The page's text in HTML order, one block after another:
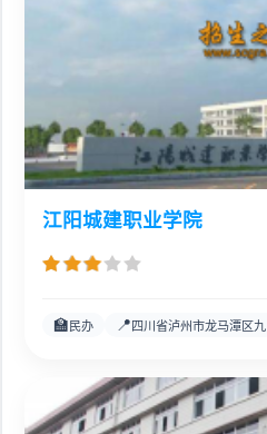
江阳城建职业学院
🏫 民办 📍四川省泸州市龙马潭区九